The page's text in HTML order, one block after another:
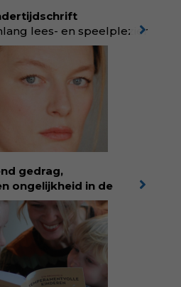
lees- en speelplezier
en denkers.
ambachtelijk gemaakte
gooimaarweg-
filmpjes. Het mooiste
Nederland; met liefde en
en tekeningen die
Dat vóel je. Dat voelt je
KIIND10
gedrag,
ongelijkheid in de
in eigen buik verbindt
Rodante van der Waal
aan structureel
ze reproductieve
een collectieve, radicale
iedereen die wil